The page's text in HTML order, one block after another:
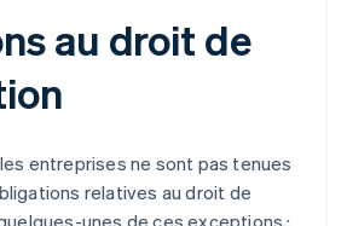
au droit de
entreprises ne sont pas tenues
relatives au droit de